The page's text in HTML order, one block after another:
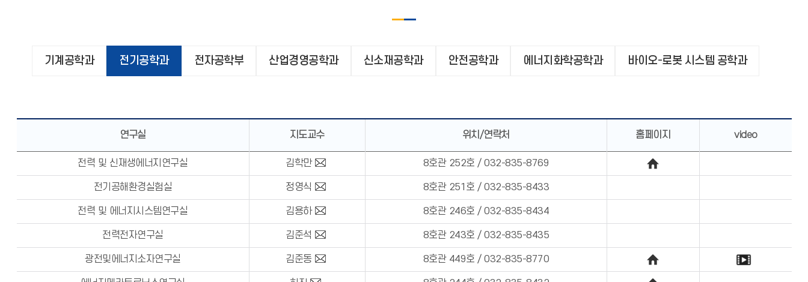
기계공학과 전기공학과 전자공학부 산업경영공학과 신소재공학과 안전공학과 에너지화학공학과 바이오-로봇 시스템 공학과
연구실 지도교수 위치/연락처 홈페이지 video
전력 및 신재생에너지연구실 김학만 8호관 252호 / 032-835-8769
전기공해환경실험실 정영식 8호관 251호 / 032-835-8433
전력 및 에너지시스템연구실 김용하 8호관 246호 / 032-835-8434
전력전자연구실 김준석 8호관 243호 / 032-835-8435
광전및에너지소자연구실 김준동 8호관 449호 / 032-835-8770